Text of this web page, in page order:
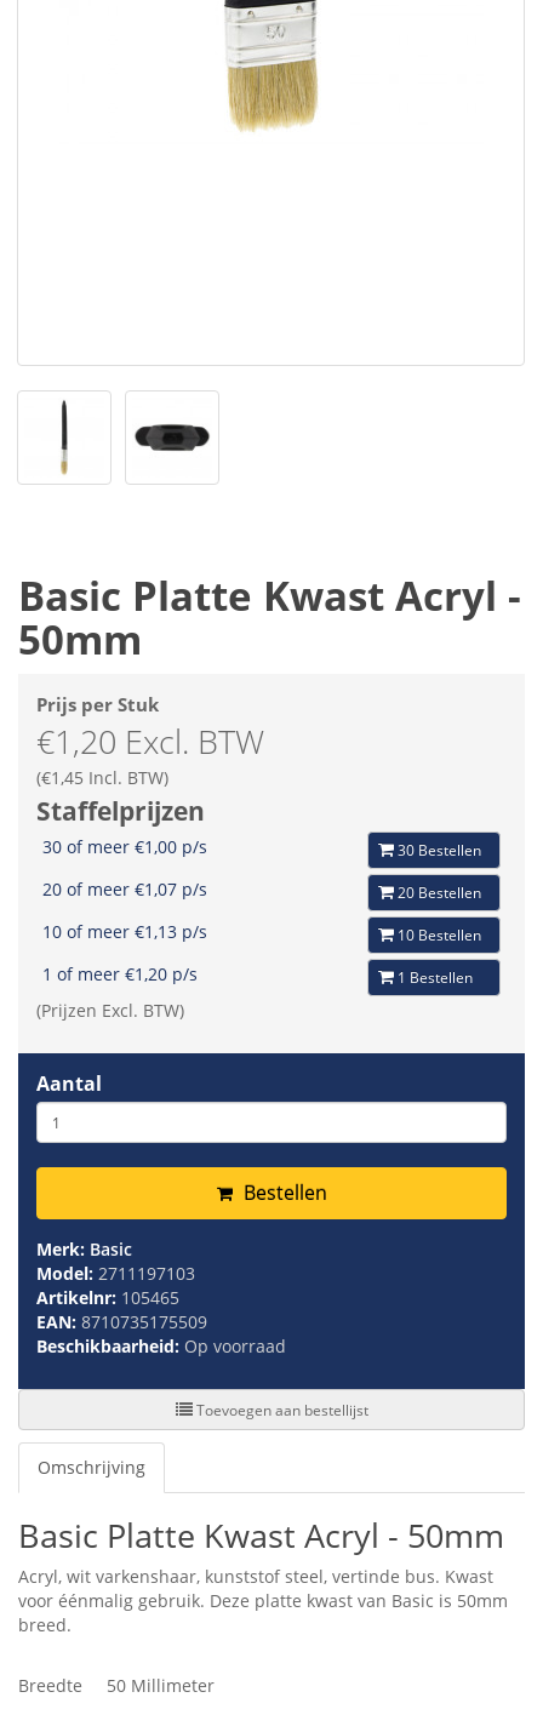
Basic Platte Kwast Acryl -
50mm
Prijs per Stuk
€1,20 Excl. BTW
(€1,45 Incl. BTW)
Staffelprijzen
30 of meer €1,00 p/s 30 Bestellen
20 of meer €1,07 p/s 20 Bestellen
10 of meer €1,13 p/s 10 Bestellen
1 of meer €1,20 p/s 1 Bestellen
(Prijzen Excl. BTW)
Aantal
Bestellen
Merk: Basic
Model: 2711197103
Artikelnr: 105465
EAN: 8710735175509
Beschikbaarheid: Op voorraad
Toevoegen aan bestellijst
Omschrijving
Basic Platte Kwast Acryl - 50mm
Acryl, wit varkenshaar, kunststof steel, vertinde bus. Kwast
voor éénmalig gebruik. Deze platte kwast van Basic is 50mm
breed.
Breedte
50 Millimeter